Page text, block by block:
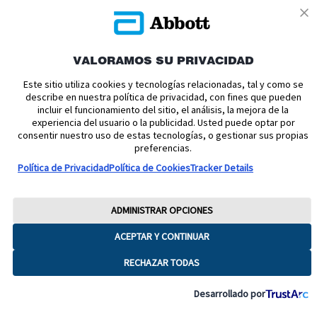
Política de cookies
Política de privacidad
Términos y condiciones uso
Condiciones de venta
Aviso legal
Manuales de Usuario
Acerca de nosotros
Declaración de Accesibilidad
Aviso sobre la Ley de datos
Preferencias sobre cookies
Copyright © 2026 Abbott. Todos los derechos reservados.
Consulte a su profesional sanitario si tiene alguna duda o pregunta acerca
marcas relacionadas son marcas de Abbott.
VALORAMOS SU PRIVACIDAD
Este sitio utiliza cookies y tecnologías relacionadas, tal y como se
describe en nuestra política de privacidad, con fines que pueden
incluir el funcionamiento del sitio, el análisis, la mejora de la
experiencia del usuario o la publicidad. Usted puede optar por
consentir nuestro uso de estas tecnologías, o gestionar sus propias
preferencias.
Política de PrivacidadPolítica de CookiesTracker Details
ACEPTAR Y CONTINUAR
RECHAZAR TODAS
ADMINISTRAR OPCIONES
Desarrollado por